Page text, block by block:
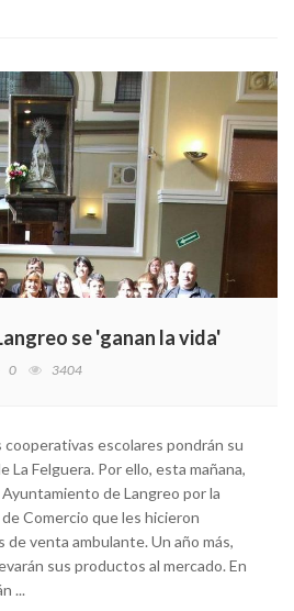
se 'ganan la vida'
0 3404
cooperativas escolares pondrán su
La Felguera. Por ello, esta mañana,
de Langreo por la
Comercio que les hicieron
venta ambulante. Un año más,
sus productos al mercado. En
...